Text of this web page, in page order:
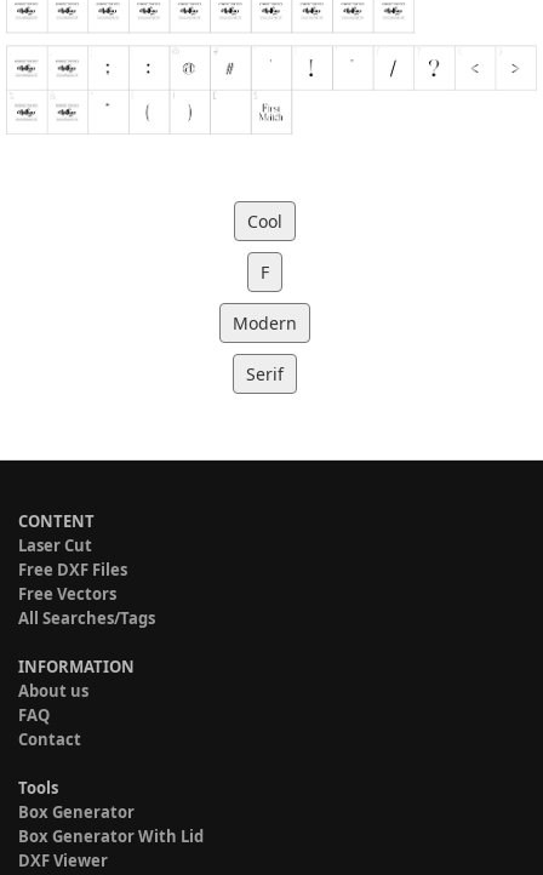
Cool
F
Modern
Serif
CONTENT
Laser Cut
Free DXF Files
Free Vectors
All Searches/Tags
INFORMATION
About us
FAQ
Contact
Tools
Box Generator
Box Generator With Lid
DXF Viewer